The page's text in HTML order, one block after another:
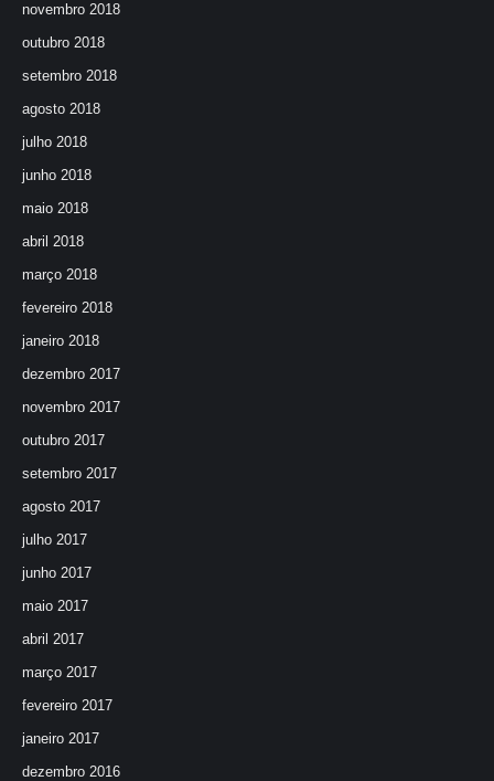
novembro 2018
outubro 2018
setembro 2018
agosto 2018
julho 2018
junho 2018
maio 2018
abril 2018
março 2018
fevereiro 2018
janeiro 2018
dezembro 2017
novembro 2017
outubro 2017
setembro 2017
agosto 2017
julho 2017
junho 2017
maio 2017
abril 2017
março 2017
fevereiro 2017
janeiro 2017
dezembro 2016